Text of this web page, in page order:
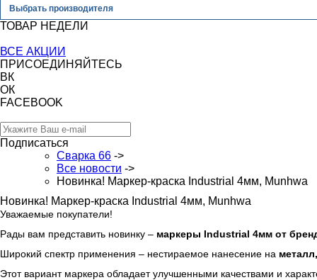
Выбрать производителя
ТОВАР НЕДЕЛИ
ВСЕ АКЦИИ
ПРИСОЕДИНЯЙТЕСЬ
ВК
ОК
FACEBOOK
Подписаться
Сварка 66 ->
Все новости ->
Новинка! Маркер-краска Industrial 4мм, Munhwa
Новинка! Маркер-краска Industrial 4мм, Munhwa
Уважаемые покупатели!
Рады вам представить новинку – маркеры Industrial 4мм от
Широкий спектр применения – нестираемое нанесение на
Этот вариант маркера обладает улучшенными качествами и